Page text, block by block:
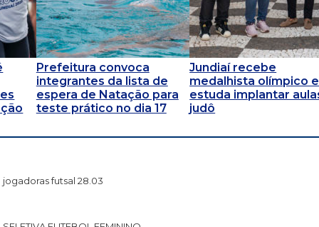
Prefeitura convoca
integrantes da lista de
espera de Natação para
teste prático no dia 17
Jundiaí recebe
medalhista olímpico e
estuda implantar
judô
jogadoras futsal 28.03